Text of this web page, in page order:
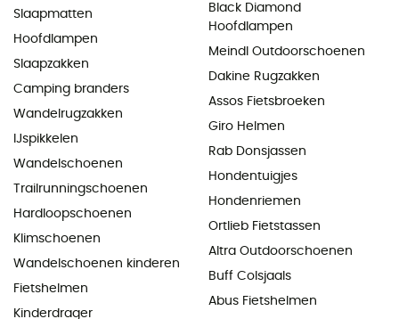
Slaapmatten
Hoofdlampen
Slaapzakken
Camping branders
Wandelrugzakken
IJspikkelen
Wandelschoenen
Trailrunningschoenen
Hardloopschoenen
Klimschoenen
Wandelschoenen kinderen
Fietshelmen
Kinderdrager
Black Diamond
Hoofdlampen
Meindl Outdoorschoenen
Dakine Rugzakken
Assos Fietsbroeken
Giro Helmen
Rab Donsjassen
Hondentuigjes
Hondenriemen
Ortlieb Fietstassen
Altra Outdoorschoenen
Buff Colsjaals
Abus Fietshelmen